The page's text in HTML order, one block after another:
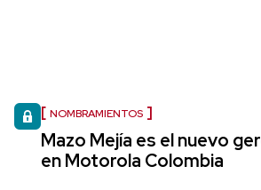
NOMBRAMIENTOS
Mazo Mejía es el nuevo
en Motorola Colombia